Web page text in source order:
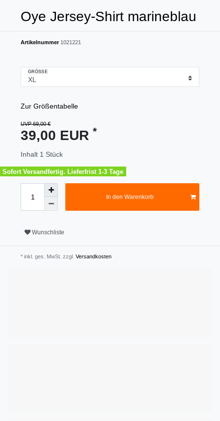
Oye Jersey-Shirt marineblau
Artikelnummer 1021221
GRÖSSE
Zur Größentabelle
UVP 69,00 €
39,00 EUR *
Inhalt 1 Stück
Sofort Versandfertig. Lieferfrist 1-3 Tage
In den Warenkorb
Wunschliste
* inkl. ges. MwSt. zzgl. Versandkosten